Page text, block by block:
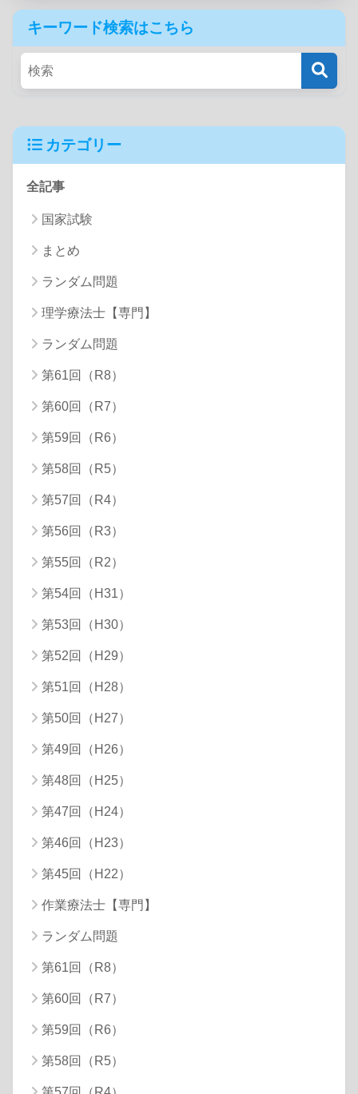
キーワード検索はこちら
カテゴリー
全記事
国家試験
まとめ
ランダム問題
理学療法士【専門】
ランダム問題
第61回（R8）
第60回（R7）
第59回（R6）
第58回（R5）
第57回（R4）
第56回（R3）
第55回（R2）
第54回（H31）
第53回（H30）
第52回（H29）
第51回（H28）
第50回（H27）
第49回（H26）
第48回（H25）
第47回（H24）
第46回（H23）
第45回（H22）
作業療法士【専門】
ランダム問題
第61回（R8）
第60回（R7）
第59回（R6）
第58回（R5）